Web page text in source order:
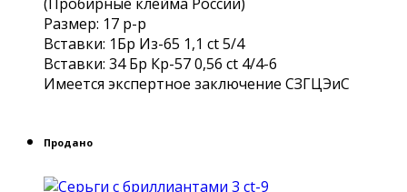
Размер: 17 р-р
Вставки: 1Бр Из-65 1,1 ct 5/4
Вставки: 34 Бр Кр-57 0,56 ct 4/4-6
Имеется экспертное заключение СЗГЦЭиС
Продано